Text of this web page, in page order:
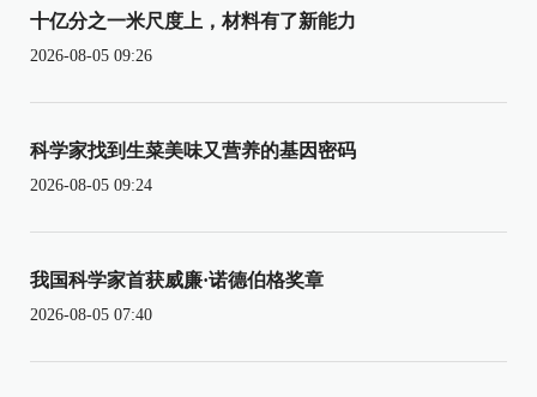
十亿分之一米尺度上，材料有了新能力
2026-08-05 09:26
科学家找到生菜美味又营养的基因密码
2026-08-05 09:24
我国科学家首获威廉·诺德伯格奖章
2026-08-05 07:40